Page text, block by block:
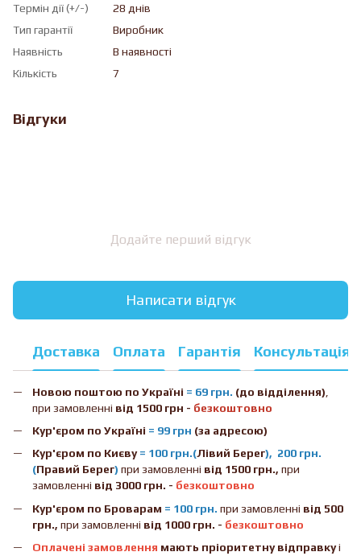
Термін дії (+/-)
28 днів
Тип гарантії
Виробник
Наявність
В наявності
Кількість
7
Відгуки
Додайте перший відгук
Написати відгук
Доставка Оплата Гарантія Консультація
Новою поштою по Україні = 69 грн. (до відділення)
при замовленні від 1500 грн - безкоштовно
Кур'єром по Україні = 99 грн (за адресою)
Кур'єром по Києву= 100 грн.(Лівий Берег), 200 грн.
(Правий Берег) при замовленні від 1500 грн., при
замовленні від 3000 грн. - безкоштовно
Кур'єром по Броварам = 100 грн. при замовленні від 500
грн., при замовленні від 1000 грн. - безкоштовно
Оплачені замовлення мають пріоритетну відправкуі